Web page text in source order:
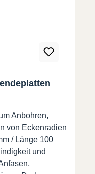
Anbohren,
von Eckenradien
/ Länge 100
und